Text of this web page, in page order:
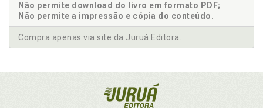
Não permite download do livro em formato PDF;
Não permite a impressão e cópia do conteúdo.
Compra apenas via site da Juruá Editora.